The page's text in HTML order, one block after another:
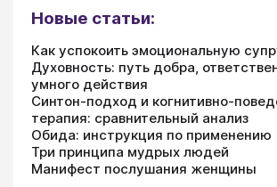
Новые статьи:
Как успокоить эмоциональную
Духовность: путь добра,
умного действия
Синтон-подход и когнитивно-
терапия: сравнительный анализ
Обида: инструкция по применению
Три принципа мудрых людей
Манифест послушания женщины